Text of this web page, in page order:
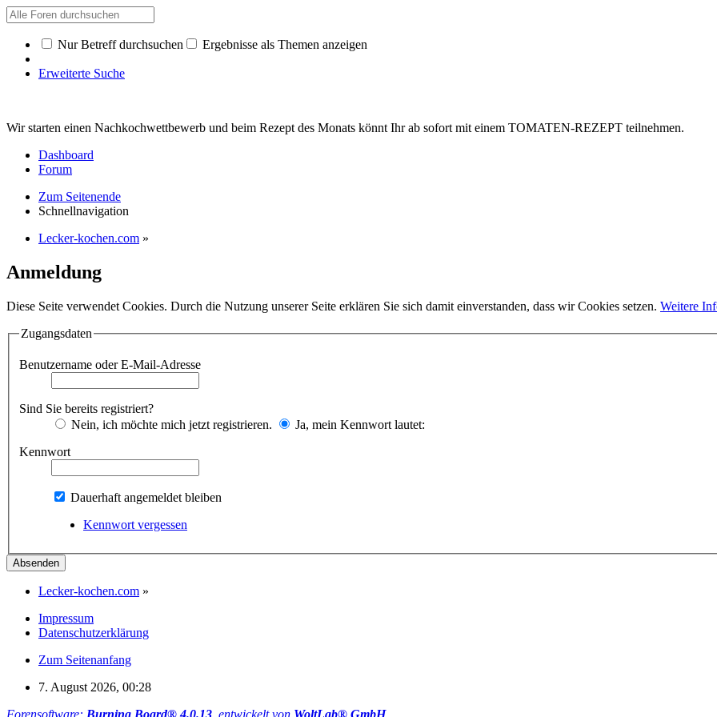
Nur Betreff durchsuchen Ergebnisse als Themen anzeigen
Erweiterte Suche
Wir starten einen Nachkochwettbewerb und beim Rezept des Monats könnt Ihr ab sofort mit einem TOMATEN-REZEPT teilnehmen.
Dashboard
Forum
Zum Seitenende
Schnellnavigation
Lecker-kochen.com »
Anmeldung
Diese Seite verwendet Cookies. Durch die Nutzung unserer Seite erklären Sie sich damit einverstanden, dass wir Cookies setzen. Weitere
Zugangsdaten
Benutzername oder E-Mail-Adresse
Sind Sie bereits registriert?
Nein, ich möchte mich jetzt registrieren.
Ja, mein Kennwort lautet:
Kennwort
Dauerhaft angemeldet bleiben
Kennwort vergessen
Lecker-kochen.com »
Impressum
Datenschutzerklärung
Zum Seitenanfang
7. August 2026, 00:28